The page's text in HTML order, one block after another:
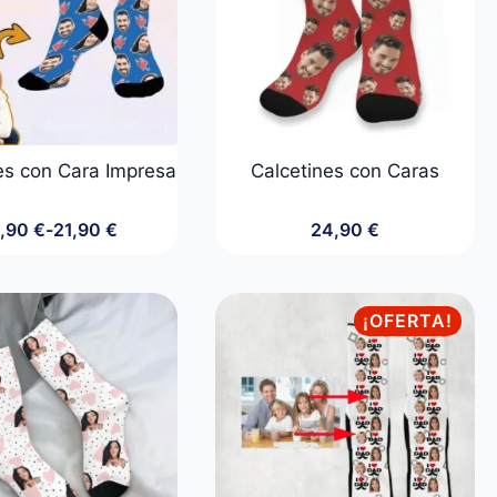
con Cara Impresa
€-21,90 €
Rango
desde
19,90 €
hasta
21,90 €
Calcetines con Caras
24,90€
¡OFERTA!